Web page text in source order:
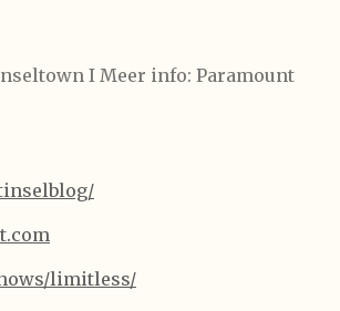
I Meer info: Paramount
limitless/